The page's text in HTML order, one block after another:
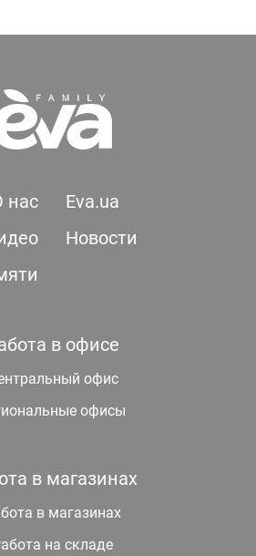
нас
Eva.ua
Новости
в офисе
офис
офисы
в магазинах
в магазинах
на складе